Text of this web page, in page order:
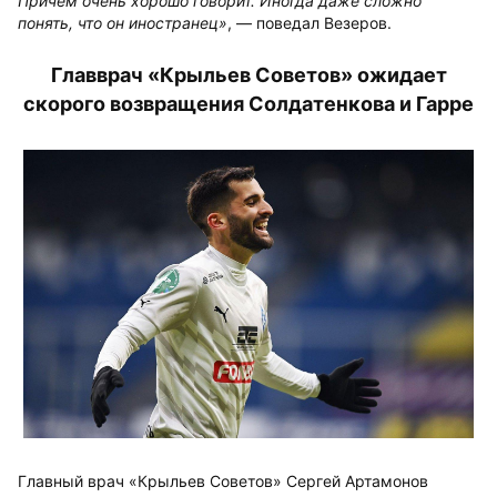
понять, что он иностранец», — поведал Везеров.
Главврач «Крыльев Советов» ожидает
скорого возвращения Солдатенкова и Гарре
Главный врач «Крыльев Советов» Сергей Артамонов